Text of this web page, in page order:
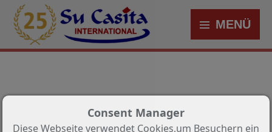
MENÜ
Consent Manager
Diese Webseite verwendet Cookies,um Besuchern ein